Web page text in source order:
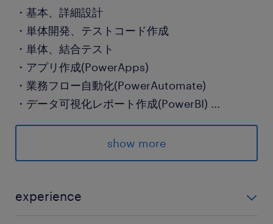
・基本、詳細設計
・単体開発、テストコード作成
・単体、結合テスト
・アプリ作成(PowerApps)
・業務フロー自動化(PowerAutomate)
・データ可視化レポート作成(PowerBI) ...
・環境管理(GitやDocker)
＝＝＝＝＝＝＝＝＝
派遣先の特徴
show more
experience